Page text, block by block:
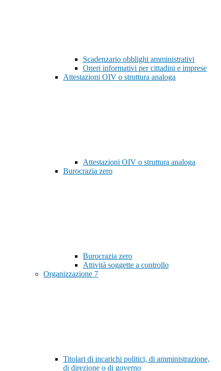
Scadenzario obblighi amministrativi
Oneri informativi per cittadini e imprese
Attestazioni OIV o struttura analoga
Attestazioni OIV o struttura analoga
Burocrazia zero
Burocrazia zero
Attività soggette a controllo
Organizzazione 7
Titolari di incarichi politici, di amministrazione,
di direzione o di governo